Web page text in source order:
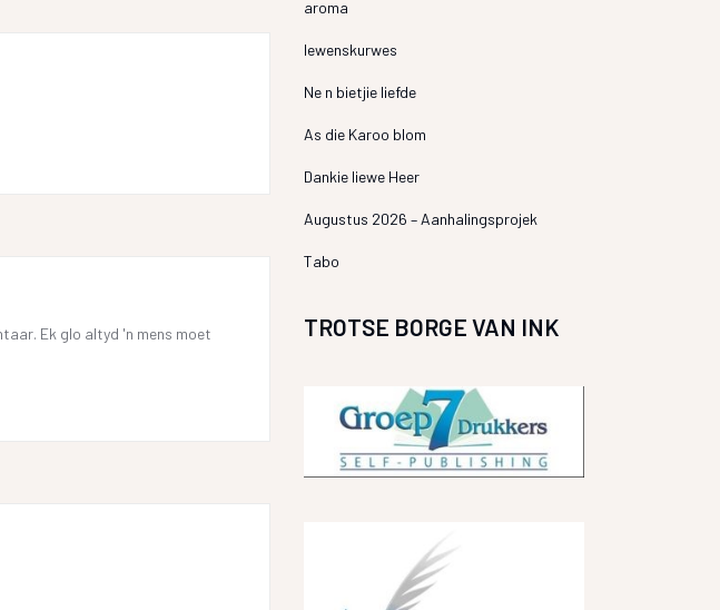
Ek glo altyd 'n mens moet
aroma
lewenskurwes
Ne n bietjie liefde
As die Karoo blom
Dankie liewe Heer
Augustus 2026 – Aanhalingsprojek
Tabo
TROTSE BORGE VAN INK